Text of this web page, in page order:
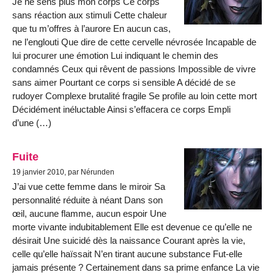
sans réaction aux stimuli Cette chaleur
que tu m’offres à l’aurore En aucun cas,
ne l’englouti Que dire de cette cervelle névrosée Incapable de
lui procurer une émotion Lui indiquant le chemin des
condamnés Ceux qui rêvent de passions Impossible de vivre
sans aimer Pourtant ce corps si sensible A décidé de se
rudoyer Complexe brutalité fragile Se profile au loin cette mort
Décidément inéluctable Ainsi s’effacera ce corps Empli
d’une (…)
Fuite
19 janvier 2010, par Nérunden
J’ai vue cette femme dans le miroir Sa
personnalité réduite à néant Dans son
œil, aucune flamme, aucun espoir Une
morte vivante indubitablement Elle est devenue ce qu’elle ne
désirait Une suicidé dès la naissance Courant après la vie,
celle qu’elle haïssait N’en tirant aucune substance Fut-elle
jamais présente ? Certainement dans sa prime enfance La vie